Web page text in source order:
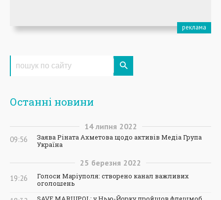
Останні новини
14 липня 2022
09:56
Заява Ріната Ахметова щодо активів Медіа Група
Україна
25 березня 2022
19:26
Голоси Маріуполя: створено канал важливих
оголошень
SAVE MARIUPOL: у Нью-Йорку пройшов флешмоб